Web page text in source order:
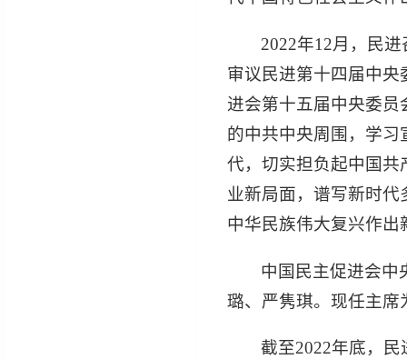
2022年12月，民
审议民进第十四届中
进会第十五届中央委
的中共中央周围，学
代，切实担负起中国共
业新局面，谱写新时
中华民族伟大复兴作出
中国民主促进会中
璐、严隽琪。现任主席
截至2022年底，